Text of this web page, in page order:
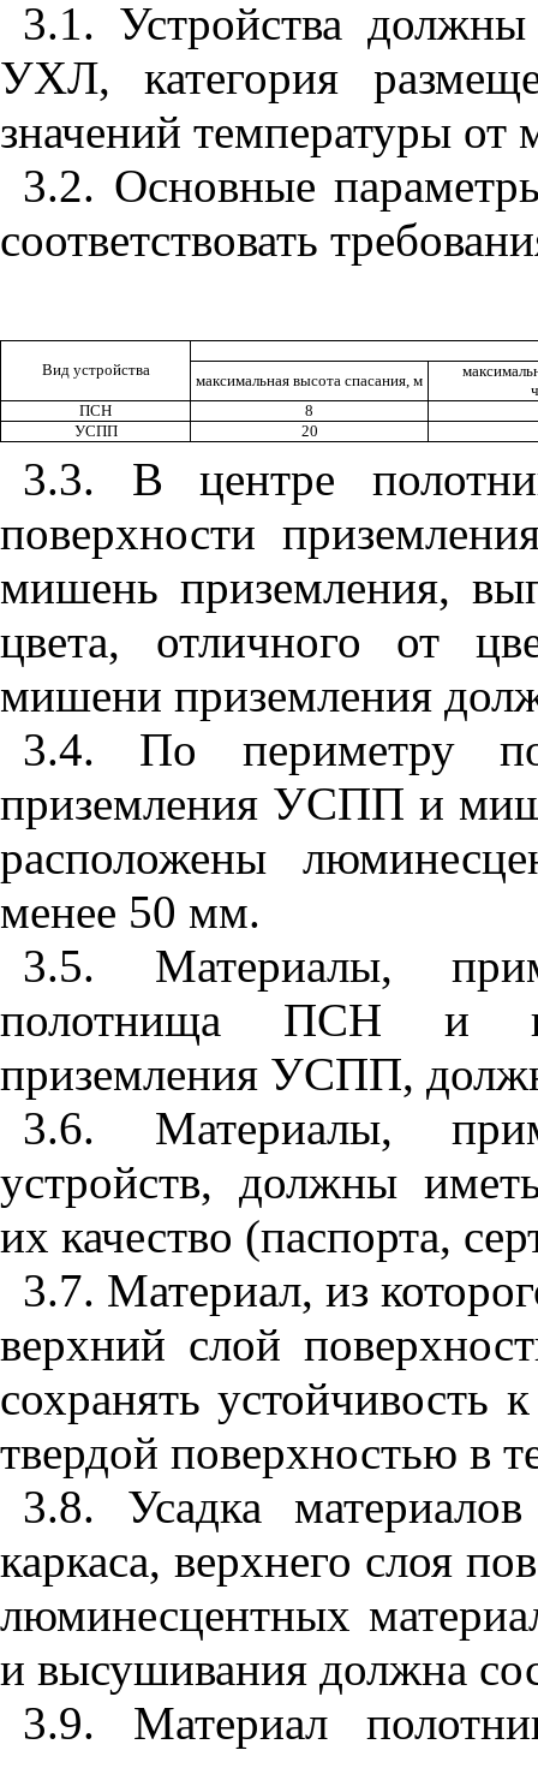
3.1. Устройства должны
УХЛ, категория
значений температуры
3.2. Основные
соответствовать
Вид устройства
максимальная высота спасания, м
ПСН
8
УСПП
20
3.3. В центре
поверхности
мишень приземления,
цвета, отличного от
мишени приземления
3.4. По периметру
приземления УСПП и
расположены
менее 50 мм.
3.5. Материалы,
полотнища ПСН и
приземления УСПП,
3.6. Материалы,
устройств, должны
их качество (паспорта,
3.7. Материал, из
верхний слой
сохранять устойчивость
твердой поверхностью в
3.8. Усадка
каркаса, верхнего слоя
люминесцентных
и высушивания должна
3.9. Материал